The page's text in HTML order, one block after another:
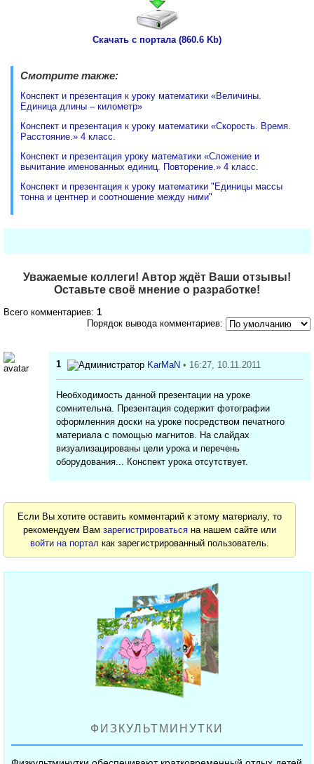
Скачать с портала (860.6 Kb)
Смотрите также:
Конспект и презентация к уроку математики «Величины.
Единица длины – километр»
Конспект и презентация к уроку математики «Скорость. Время.
Расстояние.» 4 класс.
Конспект и презентация уроку математики «Сложение и
вычитание именованных единиц. Повторение.» 4 класс.
Конспект и презентация к уроку математики "Единицы массы
тонна и центнер и соотношение между ними"
Уважаемые коллеги! Автор ждёт Ваши отзывы!
Оставьте своё мнение о разработке!
Всего комментариев: 1
Порядок вывода комментариев:
1 KarMaN • 16:27, 10.11.2011
Необходимость данной презентации на уроке
сомнительна. Презентация содержит фотографии
оформленния доски на уроке посредством печатного
материала с помощью магнитов. На слайдах
визуализацированы цели урока и перечень
оборудования... Конспект урока отсутствует.
Если Вы хотите оставить комментарий к этому материалу, то
рекомендуем Вамзарегистрироваться на нашем сайте или
войти на портал как зарегистрированный пользователь.
ФИЗКУЛЬТМИНУТКИ